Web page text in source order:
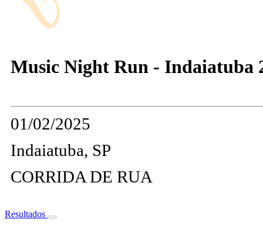
Music Night Run - Indaiatuba
01/02/2025
Indaiatuba, SP
CORRIDA DE RUA
Resultados